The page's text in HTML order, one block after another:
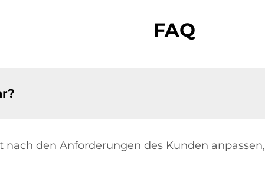
FAQ
nach den Anforderungen des Kunden